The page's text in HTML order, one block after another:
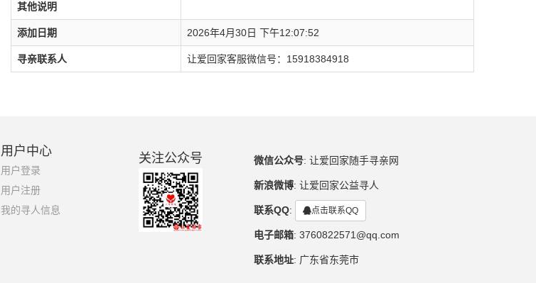
其他说明
添加日期 2026年4月30日 下午12:07:52
寻亲联系人 让爱回家客服微信号：15918384918
用户中心
用户登录
用户注册
我的寻人信息
关注公众号 微信公众号: 让爱回家随手寻亲网
新浪微博: 让爱回家公益寻人
联系QQ: 点击联系QQ
电子邮箱: 3760822571@qq.com
联系地址: 广东省东莞市